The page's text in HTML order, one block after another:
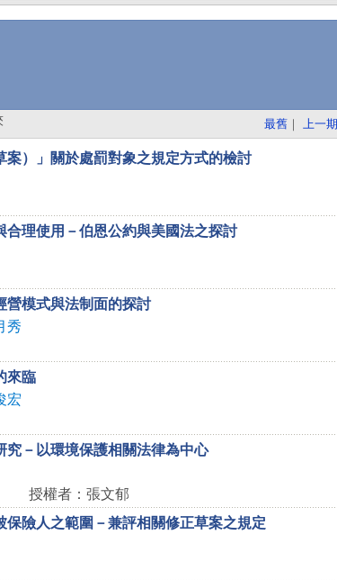
最舊 ｜ 上一期
案）」關於處罰對象之規定方式的檢討
合理使用－伯恩公約與美國法之探討
營模式與法制面的探討
秀
來臨
宏
究－以環境保護相關法律為中心
授權者：張文郁
保險人之範圍－兼評相關修正草案之規定